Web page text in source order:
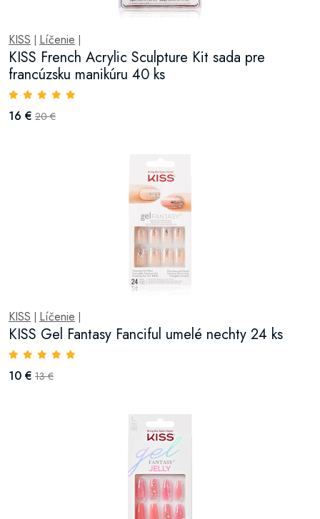
KISS Líčenie
KISS French Acrylic Sculpture Kit sada pre
francúzsku manikúru 40 ks
16 € 20 €
KISS Líčenie
KISS Gel Fantasy Fanciful umelé nechty 24 ks
10 € 13 €